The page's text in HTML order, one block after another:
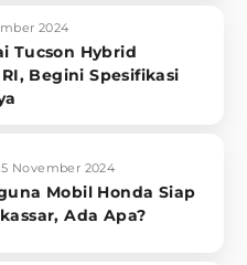
2024
Tucson Hybrid
Begini Spesifikasi
November 2024
Mobil Honda Siap
Ada Apa?